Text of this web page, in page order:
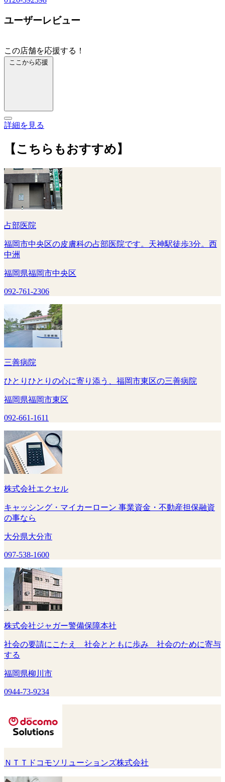
ユーザーレビュー
この店舗を応援する！
ここから応援
詳細を見る
【こちらもおすすめ】
占部医院
福岡市中央区の皮膚科の占部医院です。天神駅徒歩3分。西
中洲
福岡県福岡市中央区
092-761-2306
三善病院
ひとりひとりの心に寄り添う、福岡市東区の三善病院
福岡県福岡市東区
092-661-1611
株式会社エクセル
キャッシング・マイカーローン 事業資金・不動産担保融資
の事なら
大分県大分市
097-538-1600
株式会社ジャガー警備保障本社
社会の要請にこたえ 社会とともに歩み 社会のために寄与
する
福岡県柳川市
0944-73-9234
ＮＴＴドコモソリューションズ株式会社